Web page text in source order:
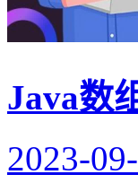
Java数
2023-